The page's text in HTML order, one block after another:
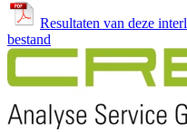
Resultaten van deze
bestand